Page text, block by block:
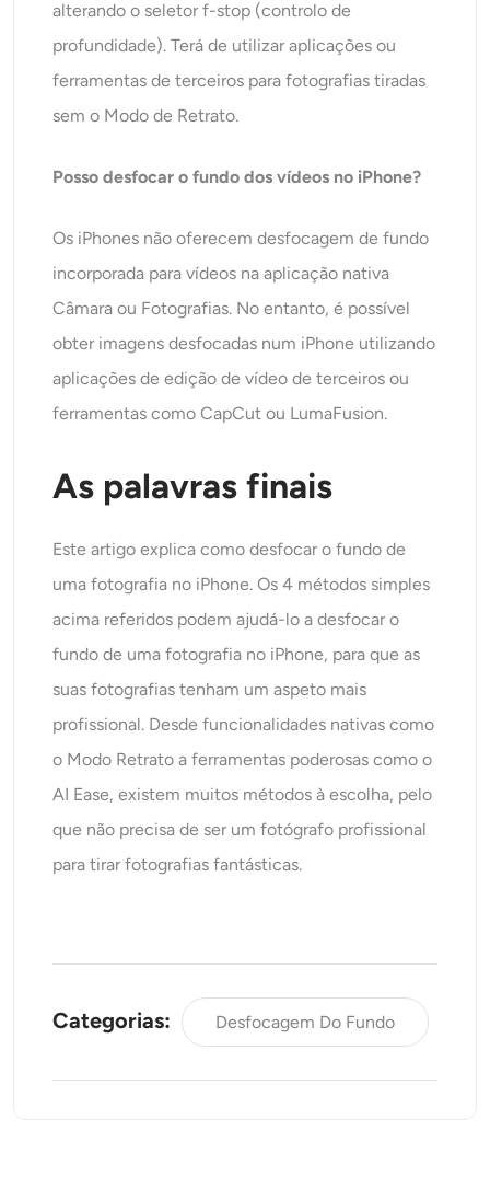
alterando o seletor f-stop (controlo de
profundidade). Terá de utilizar aplicações ou
ferramentas de terceiros para fotografias tiradas
sem o Modo de Retrato.
Posso desfocar o fundo dos vídeos no iPhone?
Os iPhones não oferecem desfocagem de fundo
incorporada para vídeos na aplicação nativa
Câmara ou Fotografias. No entanto, é possível
obter imagens desfocadas num iPhone utilizando
aplicações de edição de vídeo de terceiros ou
ferramentas como CapCut ou LumaFusion.
As palavras finais
Este artigo explica como desfocar o fundo de
uma fotografia no iPhone. Os 4 métodos simples
acima referidos podem ajudá-lo a desfocar o
fundo de uma fotografia no iPhone, para que as
suas fotografias tenham um aspeto mais
profissional. Desde funcionalidades nativas como
o Modo Retrato a ferramentas poderosas como o
AI Ease, existem muitos métodos à escolha, pelo
que não precisa de ser um fotógrafo profissional
para tirar fotografias fantásticas.
Categorias: Desfocagem Do Fundo